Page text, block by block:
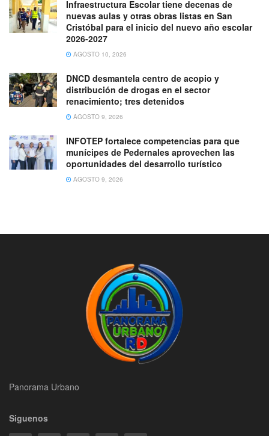
Infraestructura Escolar tiene decenas de
nuevas aulas y otras obras listas en San
Cristóbal para el inicio del nuevo año escolar
2026-2027
AGOSTO 10, 2026
DNCD desmantela centro de acopio y
distribución de drogas en el sector
renacimiento; tres detenidos
AGOSTO 9, 2026
INFOTEP fortalece competencias para que
munícipes de Pedernales aprovechen las
oportunidades del desarrollo turístico
AGOSTO 9, 2026
Panorama Urbano
Siguenos